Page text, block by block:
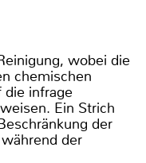
wobei die
chemischen
infrage
Ein Strich
der
der